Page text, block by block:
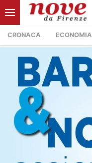
CRONACA ECONOMIA